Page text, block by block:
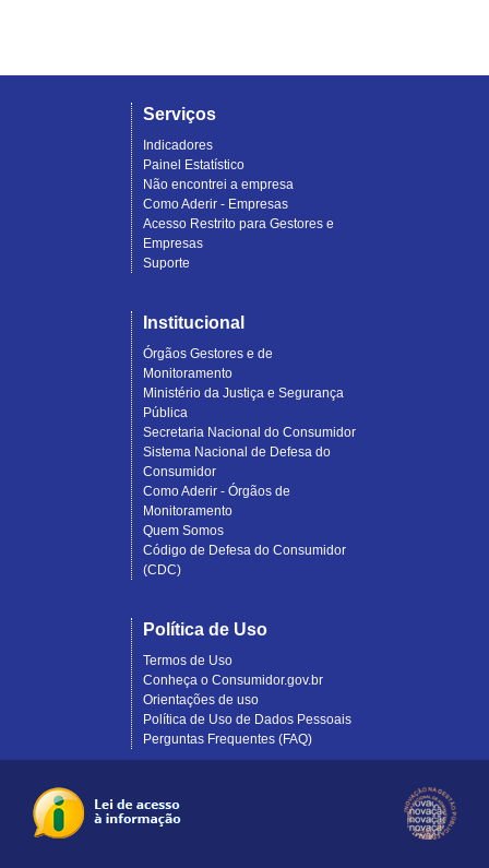
Serviços
Indicadores
Painel Estatístico
Não encontrei a empresa
Como Aderir - Empresas
Acesso Restrito para Gestores e
Empresas
Suporte
Institucional
Órgãos Gestores e de
Monitoramento
Ministério da Justiça e Segurança
Pública
Secretaria Nacional do Consumidor
Sistema Nacional de Defesa do
Consumidor
Como Aderir - Órgãos de
Monitoramento
Quem Somos
Código de Defesa do Consumidor
(CDC)
Política de Uso
Termos de Uso
Conheça o Consumidor.gov.br
Orientações de uso
Política de Uso de Dados Pessoais
Perguntas Frequentes (FAQ)